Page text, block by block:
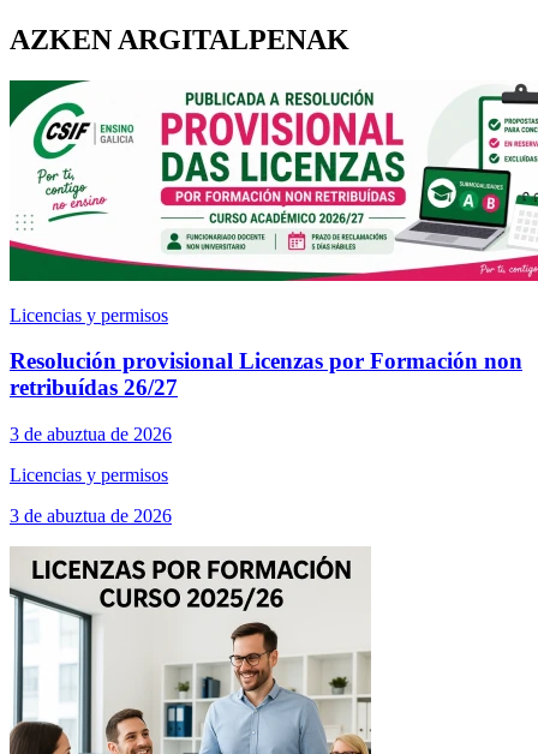
AZKEN ARGITALPENAK
Licencias y permisos
Resolución provisional Licenzas por Formación non
retribuídas 26/27
3 de abuztua de 2026
Licencias y permisos
3 de abuztua de 2026